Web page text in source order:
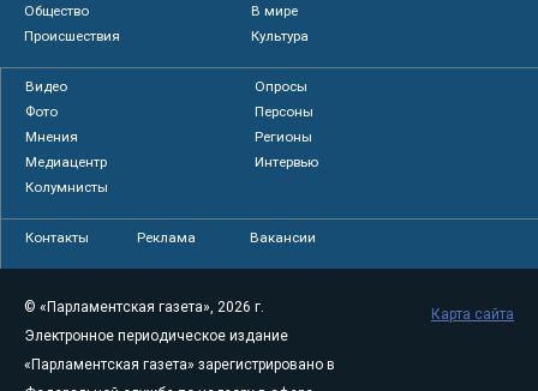
Общество
В мире
Происшествия
Культура
Видео
Опросы
Фото
Персоны
Мнения
Регионы
Медиацентр
Интервью
Колумнисты
Контакты Реклама Вакансии
© «Парламентская газета», 2026 г.
Электронное периодическое издание
«Парламентская газета» зарегистрировано в
Карта сайта